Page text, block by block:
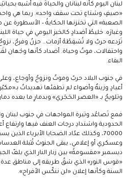
لبنان اليوم كأنه لبنانان والحياةُ فيه أشبه
«صيفٍ وشتاءٍ تحت سقف واحد». ربما هي
الصعبة» التي تختزنها الحكايةُ – الأسطورة عن
وغبارَه. خليطُ أضدادٍ كالخبز اليومي في حياة
تَرْدعه حربٌ ولا تُسْقِطُهُ أزمات… حزنٌ وفرحٌ،
واحتفالات، موتٌ وحياة. أضداد كأنها وجْهان
البقاء.
في جنوب البلاد حربٌ وموتٌ ونزوحٌ وأوجاع،
أعيادٍ وزينةٌ وأضواء لم تطفئها تهديداتٌ
وتلويحٌ بـ «العصر الحَجَري» وبدمارٍ ما بعده
فمع تَصاعُد وتيرة المواجهات في جنوب لبنان
الحدودية واشتدادِ درجات العنف فيها وارتفاع
70000، وكذلك عدّاد الضحايا الأبرياء
وعسكري أو إعلامي، يبقى الجنوبُ قُبْلة
ديسمبر «مقسومةً» بين زنار النار الذي يلفّ
«قوس النور» الذي شقّ طريقه إلى مناطق عدة
السنة وكأنها إعلان «لن ننكّس الأفراح».